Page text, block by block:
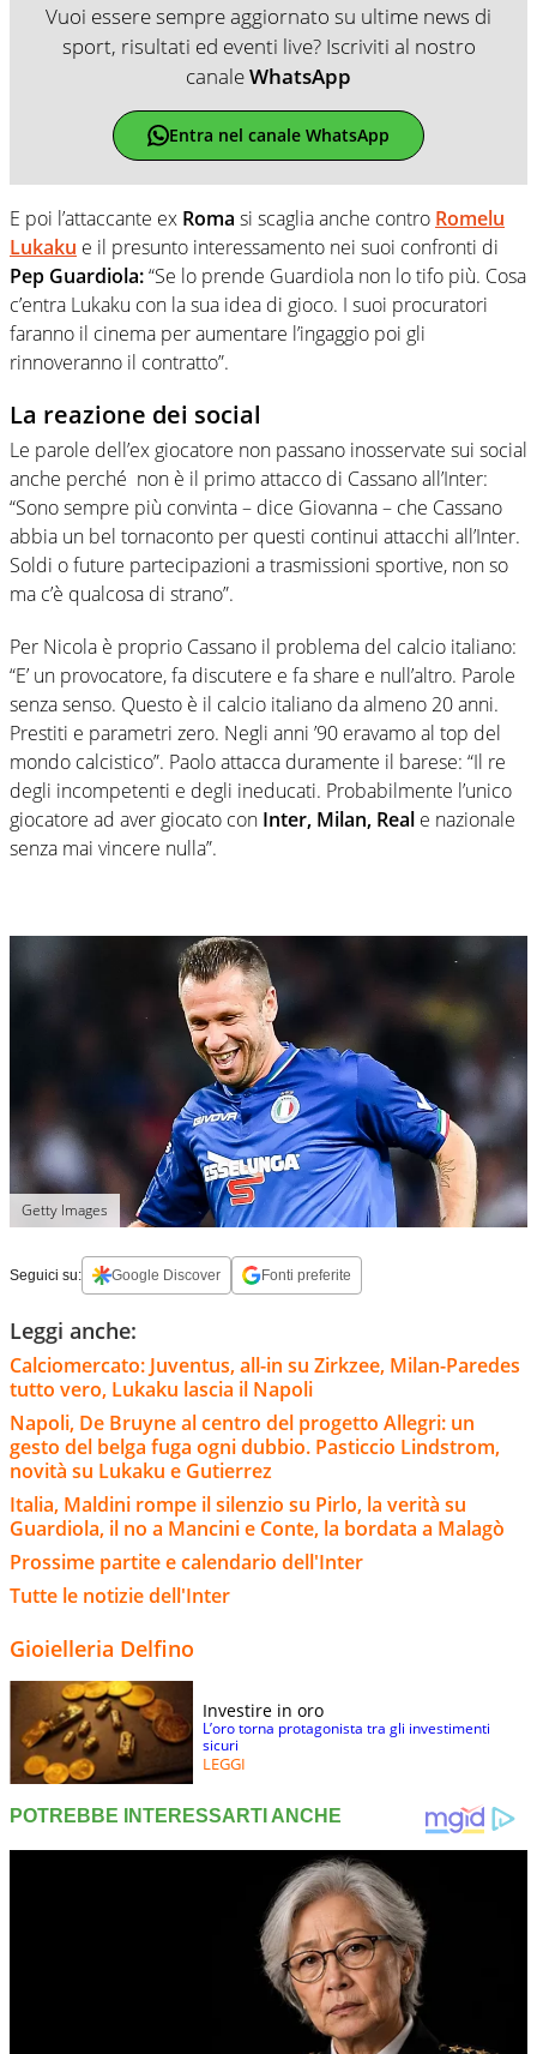
Vuoi essere sempre aggiornato su ultime news di
sport, risultati ed eventi live? Iscriviti al nostro
canaleWhatsApp
Entra nel canale WhatsApp
E poi l’attaccante ex Roma si scaglia anche contro Romelu
Lukaku e il presunto interessamento nei suoi confronti di
Pep Guardiola:“Se lo prende Guardiola non lo tifo più. Cosa
c’entra Lukaku con la sua idea di gioco. I suoi procuratori
faranno il cinema per aumentare l’ingaggio poi gli
rinnoveranno il contratto”.
La reazione dei social
Le parole dell’ex giocatore non passano inosservate sui social
anche perché non è il primo attacco di Cassano all’Inter:
“Sono sempre più convinta – dice Giovanna – che Cassano
abbia un bel tornaconto per questi continui attacchi all’Inter.
Soldi o future partecipazioni a trasmissioni sportive, non so
ma c’è qualcosa di strano”.
Per Nicola è proprio Cassano il problema del calcio italiano:
“E’ un provocatore, fa discutere e fa share e null’altro. Parole
senza senso. Questo è il calcio italiano da almeno 20 anni.
Prestiti e parametri zero. Negli anni ’90 eravamo al top del
mondo calcistico”. Paolo attacca duramente il barese: “Il re
degli incompetenti e degli ineducati. Probabilmente l’unico
giocatore ad aver giocato con Inter, Milan, Real e nazionale
senza mai vincere nulla”.
Getty Images
Seguici su: Google Discover Fonti preferite
Leggi anche:
Calciomercato: Juventus, all-in su Zirkzee, Milan-Paredes
tutto vero, Lukaku lascia il Napoli
Napoli, De Bruyne al centro del progetto Allegri: un
gesto del belga fuga ogni dubbio. Pasticcio Lindstrom,
novità su Lukaku e Gutierrez
Italia, Maldini rompe il silenzio su Pirlo, la verità su
Guardiola, il no a Mancini e Conte, la bordata a Malagò
Prossime partite e calendario dell'Inter
Tutte le notizie dell'Inter
Gioielleria Delfino
Investire in oro
L’oro torna protagonista tra gli investimenti
sicuri
LEGGI